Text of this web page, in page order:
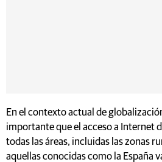
En el contexto actual de
importante que el acceso a Internet
todas las áreas, incluidas las zonas
aquellas conocidas como la España